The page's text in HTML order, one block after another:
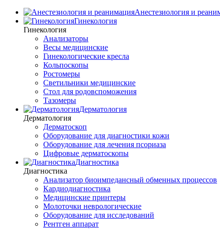
Анестезиология и
Гинекология
Гинекология
Анализаторы
Весы медицинские
Гинекологические кресла
Кольпоскопы
Ростомеры
Светильники медицинские
Стол для родовспоможения
Тазомеры
Дерматология
Дерматология
Дерматоскоп
Оборудование для диагностики кожи
Оборудование для лечения псориаза
Цифровые дерматоскопы
Диагностика
Диагностика
Анализатор биоимпедансный обменных процессов
Кардиодиагностика
Медицинские принтеры
Молоточки неврологические
Оборудование для исследований
Рентген аппарат